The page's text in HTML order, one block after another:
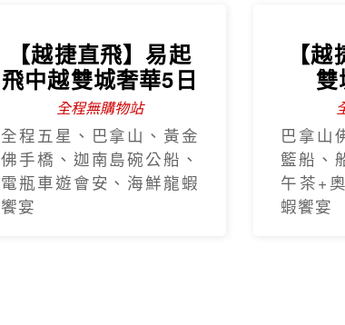
【越捷直飛】易起
飛中越雙城奢華5日
全程無購物站
全程五星、巴拿山、黃金
佛手橋、迦南島碗公船、
電瓶車遊會安、海鮮龍蝦
饗宴
【
雙
巴拿山
籃船、
午茶+
蝦饗宴